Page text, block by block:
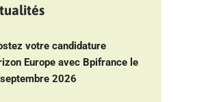
votre candidature
Europe avec Bpifrance le
2026